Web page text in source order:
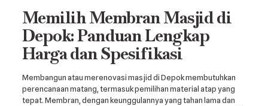
Memilih Membran Masjid di
Depok: Panduan Lengkap
Harga dan Spesifikasi
Membangun atau merenovasi masjid di Depok membutuhkan
perencanaan matang, termasuk pemilihan material atap yang
tepat. Membran, dengan keunggulannya yang tahan lama dan